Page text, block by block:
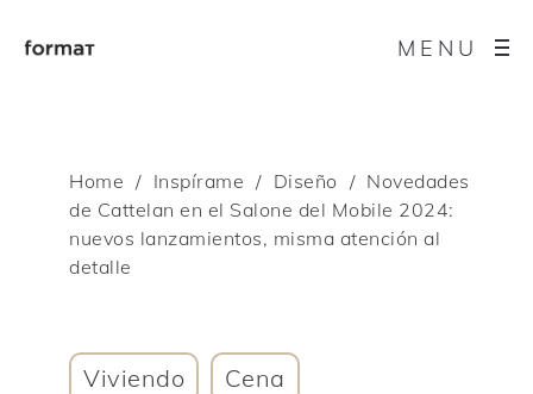
MENU
Home Inspírame Diseño
Novedades
de Cattelan en el Salone del Mobile 2024:
nuevos lanzamientos, misma atención al
detalle
Viviendo Cena